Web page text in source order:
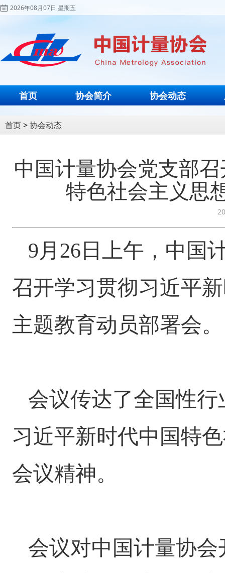
2026年08月07日 星期五
首页 协会简介 协会动态
首页>协会动态
中国计量协会党支部
特色社会主义思
9月26日上午，中国
召开学习贯彻习近平
主题教育动员部署会。
会议传达了全国性
习近平新时代中国特
会议精神。
会议对中国计量协